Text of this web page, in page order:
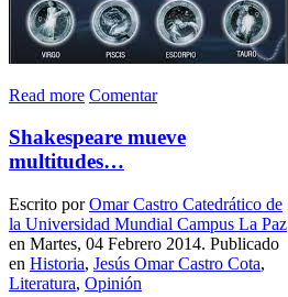
Read more Comentar
Shakespeare mueve
multitudes…
Escrito porOmar Castro Catedrático de
la Universidad Mundial Campus La Paz
en Martes, 04 Febrero 2014. Publicado
en Historia, Jesús Omar Castro Cota,
Literatura, Opinión